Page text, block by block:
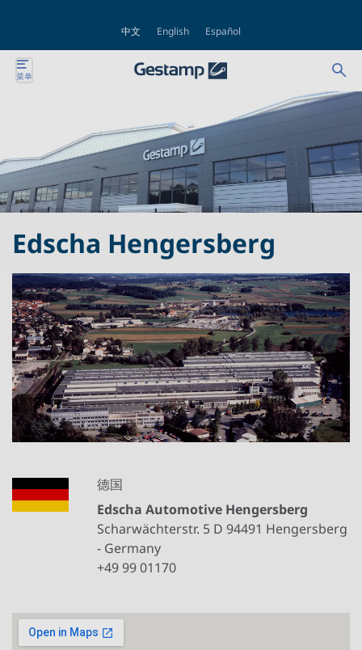
中文 English Español
菜单
Edscha Hengersberg
德国
Edscha Automotive Hengersberg
Scharwächterstr. 5 D 94491 Hengersberg
- Germany
+49 99 01170